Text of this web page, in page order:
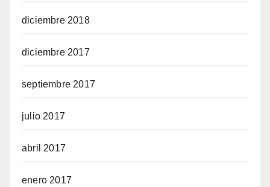
diciembre 2018
diciembre 2017
septiembre 2017
julio 2017
abril 2017
enero 2017